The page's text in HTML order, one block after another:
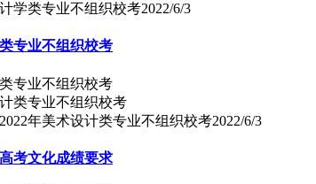
学类专业不组织校考2022/6/3
专业不组织校考
专业不组织校考
年美术设计类专业不组织校考2022/6/3
考文化成绩要求